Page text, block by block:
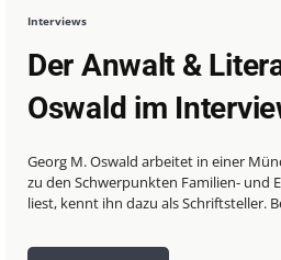
Interviews
Der Anwalt &
Oswald im
Georg M. Oswald arbeitet in einer
zu den Schwerpunkten Familien- und
liest, kennt ihn dazu als Schriftsteller.